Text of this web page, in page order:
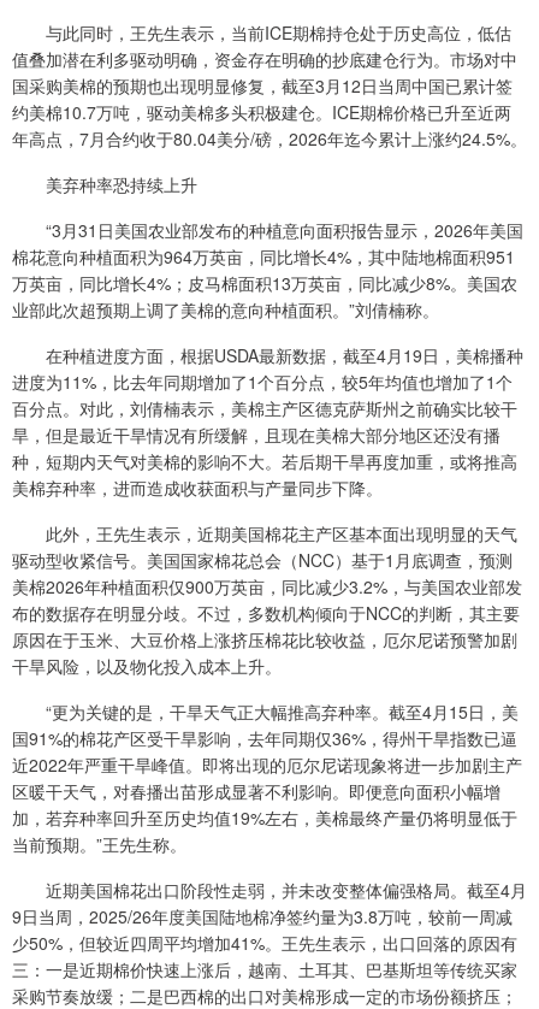
与此同时，王先生表示，当前ICE期棉持仓处于历史高位，低估
值叠加潜在利多驱动明确，资金存在明确的抄底建仓行为。市场对中
国采购美棉的预期也出现明显修复，截至3月12日当周中国已累计签
约美棉10.7万吨，驱动美棉多头积极建仓。ICE期棉价格已升至近两
年高点，7月合约收于80.04美分/磅，2026年迄今累计上涨约24.5%。
美弃种率恐持续上升
“3月31日美国农业部发布的种植意向面积报告显示，2026年美国
棉花意向种植面积为964万英亩，同比增长4%，其中陆地棉面积951
万英亩，同比增长4%；皮马棉面积13万英亩，同比减少8%。美国农
业部此次超预期上调了美棉的意向种植面积。”刘倩楠称。
在种植进度方面，根据USDA最新数据，截至4月19日，美棉播种
进度为11%，比去年同期增加了1个百分点，较5年均值也增加了1个
百分点。对此，刘倩楠表示，美棉主产区德克萨斯州之前确实比较干
旱，但是最近干旱情况有所缓解，且现在美棉大部分地区还没有播
种，短期内天气对美棉的影响不大。若后期干旱再度加重，或将推高
美棉弃种率，进而造成收获面积与产量同步下降。
此外，王先生表示，近期美国棉花主产区基本面出现明显的天气
驱动型收紧信号。美国国家棉花总会（NCC）基于1月底调查，预测
美棉2026年种植面积仅900万英亩，同比减少3.2%，与美国农业部发
布的数据存在明显分歧。不过，多数机构倾向于NCC的判断，其主要
原因在于玉米、大豆价格上涨挤压棉花比较收益，厄尔尼诺预警加剧
干旱风险，以及物化投入成本上升。
“更为关键的是，干旱天气正大幅推高弃种率。截至4月15日，美
国91%的棉花产区受干旱影响，去年同期仅36%，得州干旱指数已逼
近2022年严重干旱峰值。即将出现的厄尔尼诺现象将进一步加剧主产
区暖干天气，对春播出苗形成显著不利影响。即便意向面积小幅增
加，若弃种率回升至历史均值19%左右，美棉最终产量仍将明显低于
当前预期。”王先生称。
近期美国棉花出口阶段性走弱，并未改变整体偏强格局。截至4月
9日当周，2025/26年度美国陆地棉净签约量为3.8万吨，较前一周减
少50%，但较近四周平均增加41%。王先生表示，出口回落的原因有
三：一是近期棉价快速上涨后，越南、土耳其、巴基斯坦等传统买家
采购节奏放缓；二是巴西棉的出口对美棉形成一定的市场份额挤压；